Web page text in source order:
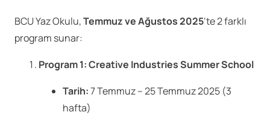
BCU Yaz Okulu,Temmuz ve Ağustos 2025‘te 2 farklı
program sunar:
Program 1: Creative Industries Summer School
Tarih:7 Temmuz – 25 Temmuz 2025 (3
hafta)